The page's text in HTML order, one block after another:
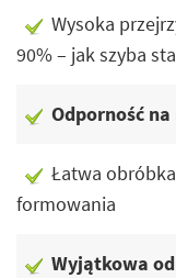
Wysoka
90% – jak szyba
Odporność na
Łatwa
formowania
Wyjątkowa